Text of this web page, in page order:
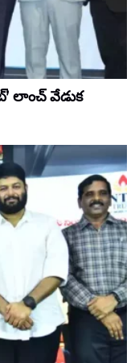
లాంచ్ వేడుక